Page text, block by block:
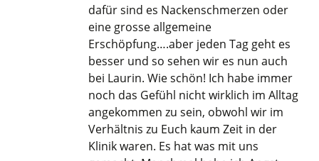
dafür sind es Nackenschmerzen oder
eine grosse allgemeine
Erschöpfung….aber jeden Tag geht es
besser und so sehen wir es nun auch
bei Laurin. Wie schön! Ich habe immer
noch das Gefühl nicht wirklich im Alltag
angekommen zu sein, obwohl wir im
Verhältnis zu Euch kaum Zeit in der
Klinik waren. Es hat was mit uns